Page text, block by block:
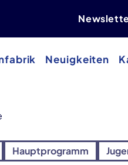
Neuigkeiten
Hauptprogramm